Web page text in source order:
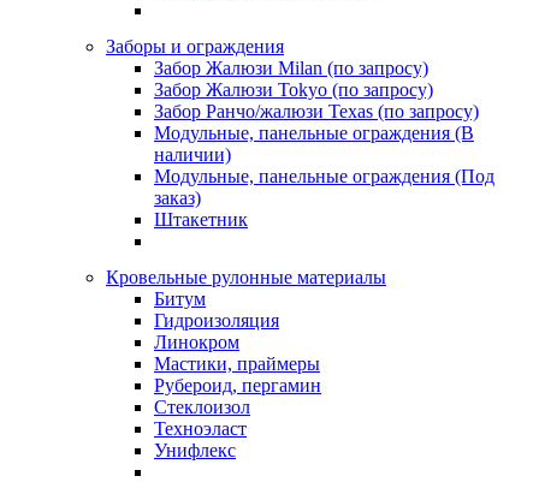
Заборы и ограждения
Забор Жалюзи Milan (по запросу)
Забор Жалюзи Tokyo (по запросу)
Забор Ранчо/жалюзи Texas (по запросу)
Модульные, панельные ограждения (В
наличии)
Модульные, панельные ограждения (Под
заказ)
Штакетник
Кровельные рулонные материалы
Битум
Гидроизоляция
Линокром
Мастики, праймеры
Рубероид, пергамин
Стеклоизол
Техноэласт
Унифлекс